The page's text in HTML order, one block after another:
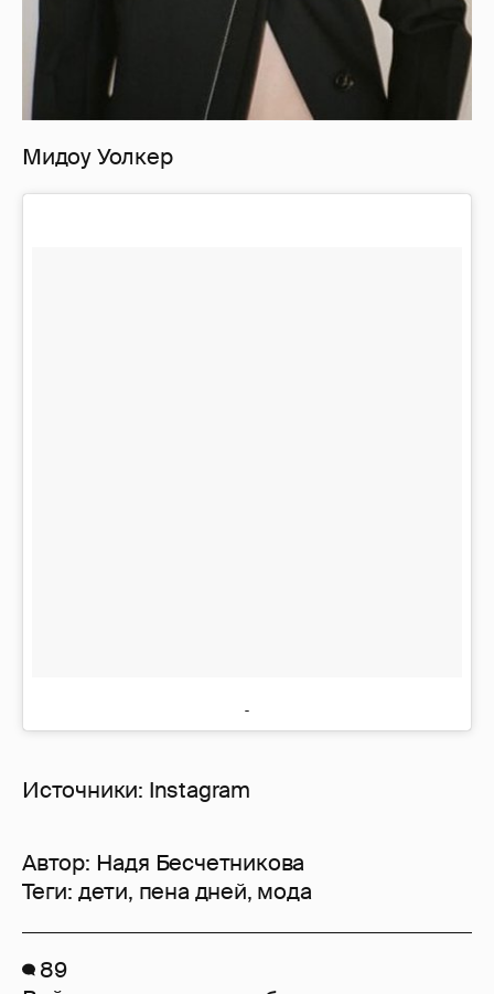
Мидоу Уолкер
Источники: Instagram
Автор: Надя Бесчетникова
Теги: дети, пена дней, мода
89